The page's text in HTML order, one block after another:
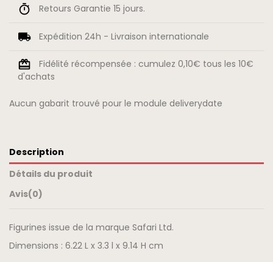
Retours Garantie 15 jours.
Expédition 24h - Livraison internationale
Fidélité récompensée : cumulez 0,10€ tous les 10€
d'achats
Aucun gabarit trouvé pour le module deliverydate
Description
Détails du produit
Avis(0)
Figurines issue de la marque Safari Ltd.
Dimensions : 6.22 L x 3.3 l x 9.14 H cm